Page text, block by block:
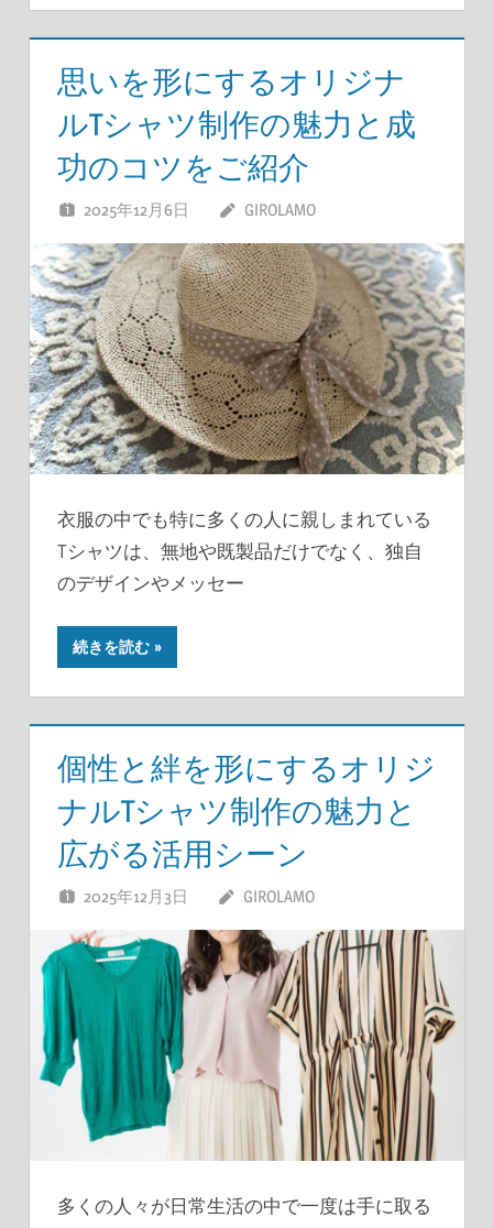
思いを形にするオリジナ
ルTシャツ制作の魅力と成
功のコツをご紹介
2025年12月6日 GIROLAMO
衣服の中でも特に多くの人に親しまれている
Tシャツは、無地や既製品だけでなく、独自
のデザインやメッセー
続きを読む
個性と絆を形にするオリジ
ナルTシャツ制作の魅力と
広がる活用シーン
2025年12月3日 GIROLAMO
多くの人々が日常生活の中で一度は手に取る